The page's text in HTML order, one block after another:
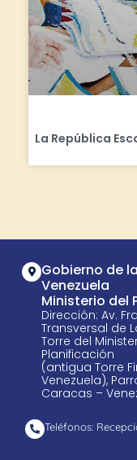
La República
Gobierno de
Venezuela
Ministerio del
Dirección: Av.
Transversal de
Torre del
Planificación
(antigua Torre
Venezuela),
Caracas –
Teléfonos: